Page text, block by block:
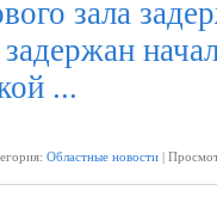
зала
задержан
...
Областные новости |